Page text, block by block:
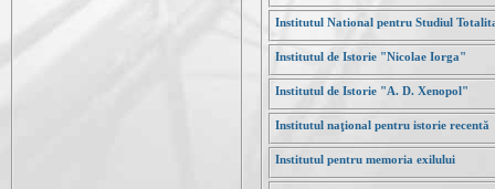
Institutul National pentru Studiul
Institutul de Istorie "Nicolae Iorga"
Institutul de Istorie "A. D. Xenopol"
Institutul naţional pentru istorie recentă
Institutul pentru memoria exilului